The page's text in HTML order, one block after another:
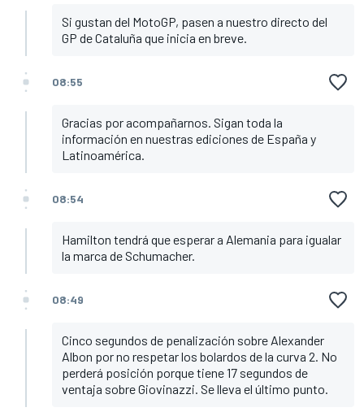
Si gustan del MotoGP, pasen a nuestro directo del
GP de Cataluña que inicia en breve.
08:55
Gracias por acompañarnos. Sigan toda la
información en nuestras ediciones de España y
Latinoamérica.
08:54
Hamilton tendrá que esperar a Alemania para igualar
la marca de Schumacher.
08:49
Cinco segundos de penalización sobre Alexander
Albon por no respetar los bolardos de la curva 2. No
perderá posición porque tiene 17 segundos de
ventaja sobre Giovinazzi. Se lleva el último punto.